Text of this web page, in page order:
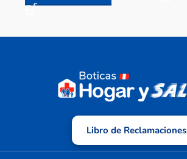
Libro de Reclamaciones